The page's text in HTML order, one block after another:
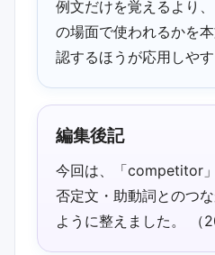
2026/05/27 02:30
の意味」まわりの読
2026/05/27 02:30
word_balloonに触れ
2026/04/22 02:30
詞と例文の対応が見
例文だけを覚えるより
の場面で使われるかを
認するほうが応用しやす
編集後記
今回は、「competitor」
否定文・助動詞とのつ
ように整えました。 （